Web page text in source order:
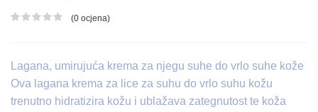
Ocjena proizvoda
(0 ocjena)
Lagana, umirujuća krema za njegu suhe do vrlo suhe kože
Ova lagana krema za lice za suhu do vrlo suhu kožu
trenutno hidratizira kožu i ublažava zategnutost te koža